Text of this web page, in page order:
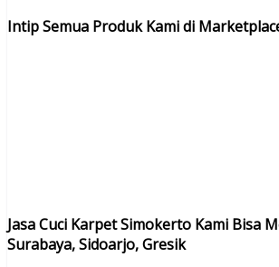
Intip Semua Produk Kami di
Jasa Cuci Karpet Simokerto Kami Bisa
Surabaya, Sidoarjo, Gresik